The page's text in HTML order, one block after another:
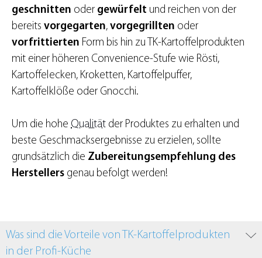
geschnitten oder gewürfelt und reichen von der
bereits vorgegarten, vorgegrillten oder
vorfrittierten Form bis hin zu TK-Kartoffelprodukten
mit einer höheren Convenience-Stufe wie Rösti,
Kartoffelecken, Kroketten, Kartoffelpuffer,
Kartoffelklöße oder Gnocchi.
Um die hohe Qualität der Produktes zu erhalten und
beste Geschmacksergebnisse zu erzielen, sollte
grundsätzlich die Zubereitungsempfehlung des
Herstellers genau befolgt werden!
Was sind die Vorteile von TK-Kartoffelprodukten
in der Profi-Küche